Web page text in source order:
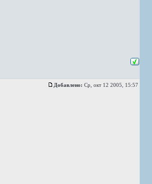
Добавлено: Ср, окт 12 2005, 15:57